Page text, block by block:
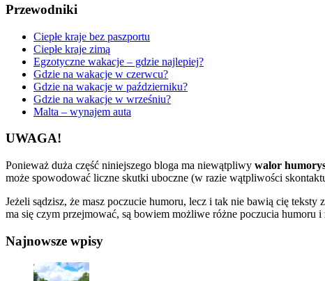
Przewodniki
Ciepłe kraje bez paszportu
Ciepłe kraje zimą
Egzotyczne wakacje – gdzie najlepiej?
Gdzie na wakacje w czerwcu?
Gdzie na wakacje w październiku?
Gdzie na wakacje w wrześniu?
Malta – wynajem auta
UWAGA!
Ponieważ duża część niniejszego bloga ma niewątpliwy walor
może spowodować liczne skutki uboczne (w razie wątpliwości
Jeżeli sądzisz, że masz poczucie humoru, lecz i tak nie bawią cię teksty
ma się czym przejmować, są bowiem możliwe różne poczucia humoru
Najnowsze wpisy